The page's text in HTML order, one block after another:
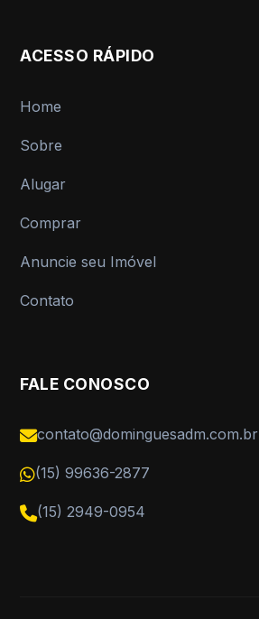
ACESSO RÁPIDO
Home
Sobre
Alugar
Comprar
Anuncie seu Imóvel
Contato
FALE CONOSCO
contato@dominguesadm.com.br
(15) 99636-2877
(15) 2949-0954